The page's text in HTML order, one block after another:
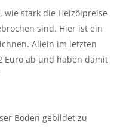
wie stark die Heizölpreise
sind. Hier ist ein
Allein im letzten
Euro ab und haben damit
Boden gebildet zu